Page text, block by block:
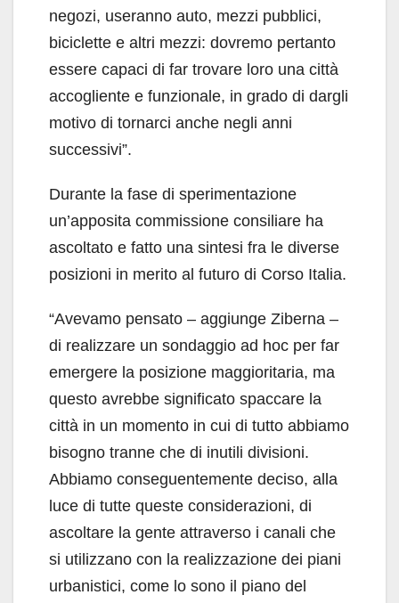
negozi, useranno auto, mezzi pubblici,
biciclette e altri mezzi: dovremo pertanto
essere capaci di far trovare loro una città
accogliente e funzionale, in grado di dargli
motivo di tornarci anche negli anni
successivi”.
Durante la fase di sperimentazione
un’apposita commissione consiliare ha
ascoltato e fatto una sintesi fra le diverse
posizioni in merito al futuro di Corso Italia.
“Avevamo pensato – aggiunge Ziberna –
di realizzare un sondaggio ad hoc per far
emergere la posizione maggioritaria, ma
questo avrebbe significato spaccare la
città in un momento in cui di tutto abbiamo
bisogno tranne che di inutili divisioni.
Abbiamo conseguentemente deciso, alla
luce di tutte queste considerazioni, di
ascoltare la gente attraverso i canali che
si utilizzano con la realizzazione dei piani
urbanistici, come lo sono il piano del